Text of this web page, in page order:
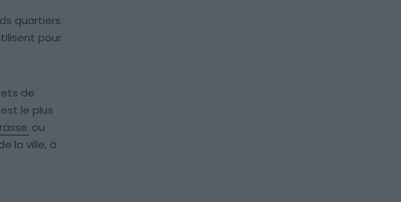
quartiers.
pour
de
le plus
ou
la ville, à